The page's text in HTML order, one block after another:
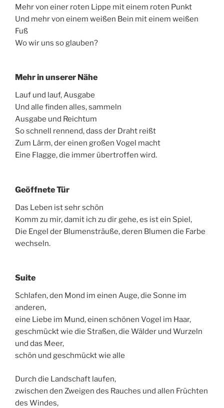
Mehr von einer roten Lippe mit einem roten Punkt
Und mehr von einem weißen Bein mit einem weißen
Fuß
Wo wir uns so glauben?
Mehr in unserer Nähe
Lauf und lauf, Ausgabe
Und alle finden alles, sammeln
Ausgabe und Reichtum
So schnell rennend, dass der Draht reißt
Zum Lärm, der einen großen Vogel macht
Eine Flagge, die immer übertroffen wird.
Geöffnete Tür
Das Leben ist sehr schön
Komm zu mir, damit ich zu dir gehe, es ist ein Spiel,
Die Engel der Blumensträuße, deren Blumen die Farbe
wechseln.
Suite
Schlafen, den Mond im einen Auge, die Sonne im
anderen,
eine Liebe im Mund, einen schönen Vogel im Haar,
geschmückt wie die Straßen, die Wälder und Wurzeln
und das Meer,
schön und geschmückt wie alle
Durch die Landschaft laufen,
zwischen den Zweigen des Rauches und allen Früchten
des Windes,